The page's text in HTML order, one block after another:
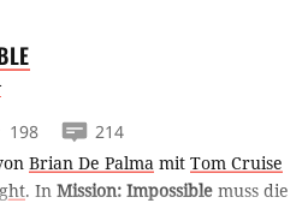
198
214
Brian De Palma mit Tom Cruise
. In Mission: Impossible muss die